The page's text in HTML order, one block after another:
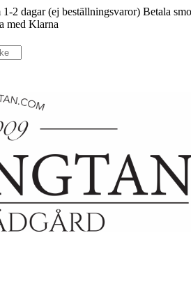
2 dagar (ej beställningsvaror) Betala
med Klarna